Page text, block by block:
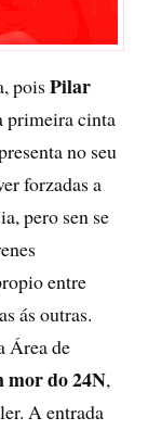
poisPilar
primeira cinta
no seu
forzadas a
pero sen se
entre
ás outras.
Área de
mor do 24N,
A entrada